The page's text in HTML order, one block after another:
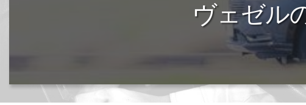
フロントガラス飛び石傷/補修修理か交換/費用や
カー用品取付･車販売･買取(ﾄﾞﾗﾚｺ･ﾅﾋﾞ等)
ヴェゼル